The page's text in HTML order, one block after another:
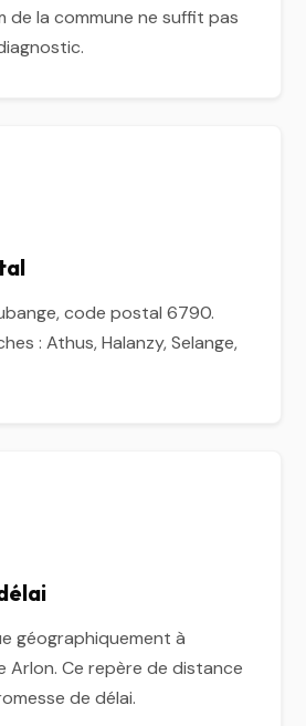
de la commune ne suffit pas
code postal 6790.
: Athus, Halanzy, Selange,
géographiquement à
Arlon. Ce repère de distance
de délai.